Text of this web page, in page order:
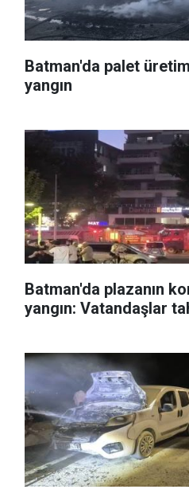
Batman'da palet
yangın
Batman'da plazanın
yangın: Vatandaşlar